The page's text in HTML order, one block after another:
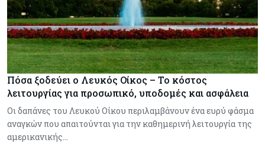
Πόσα ξοδεύει ο Λευκός Οίκος – Το κόστος
λειτουργίας για προσωπικό, υποδομές και ασφάλεια
Οι δαπάνες του Λευκού Οίκου περιλαμβάνουν ένα ευρύ φάσμα
αναγκών που απαιτούνται για την καθημερινή λειτουργία της
αμερικανικής…